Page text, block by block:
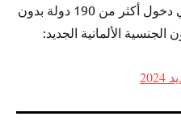
يمكن لحامل جواز السفر الألماني دخول أكثر من 190 دولة بدون
الألمانية الجديد: